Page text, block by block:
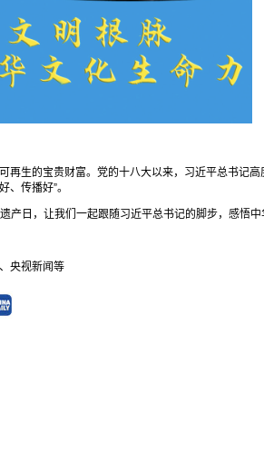
再生的宝贵财富。党的十八大以来，习近平总书记
、传播好”。
产日，让我们一起跟随习近平总书记的脚步，感悟
央视新闻等